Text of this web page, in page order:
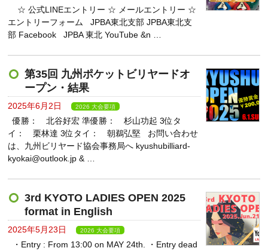
☆ 公式LINEエントリー ☆ メールエントリー ☆
エントリーフォーム JPBA東北支部 JPBA東北支
部 Facebook JPBA 東北 YouTube &n …
第35回 九州ポケットビリヤードオ
ープン・結果
2025年6月2日 2026 大会要項
優勝： 北谷好宏 準優勝： 杉山功起 3位タ
イ： 栗林達 3位タイ： 朝鵜弘堅 お問い合わせ
は、九州ビリヤード協会事務局へ kyushubilliard-
kyokai@outlook.jp & …
3rd KYOTO LADIES OPEN 2025
format in English
2025年5月23日 2026 大会要項
・Entry : From 13:00 on MAY 24th. ・Entry dead